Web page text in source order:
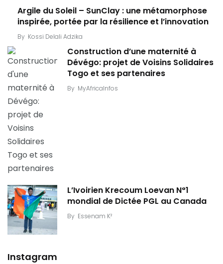
Argile du Soleil – SunClay : une métamorphose
inspirée, portée par la résilience et l’innovation
By Kossi Delali Adzika
Construction d’une maternité à
Dévégo: projet de Voisins Solidaires
Togo et ses partenaires
By MyAfricaInfos
L’Ivoirien Krecoum Loevan N°1
mondial de Dictée PGL au Canada
By Essenam K²
Instagram